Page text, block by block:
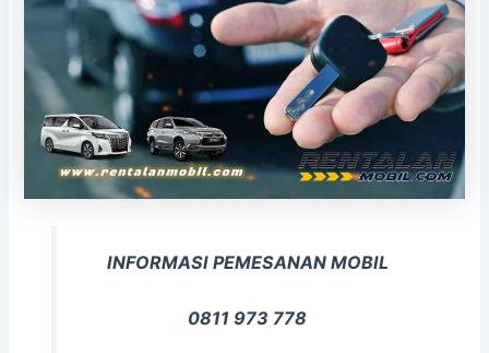
INFORMASI PEMESANAN MOBIL
0811 973 778